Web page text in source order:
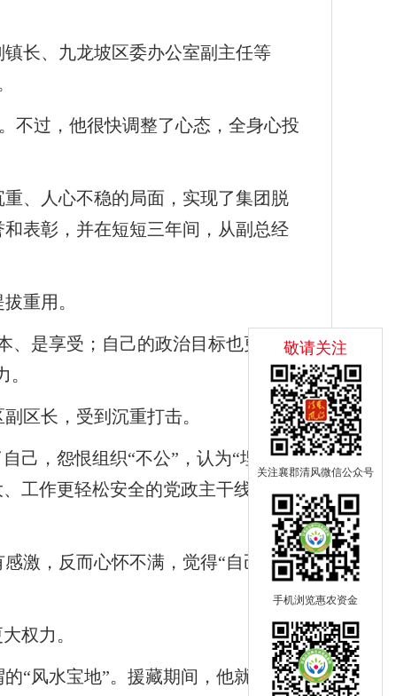
长、九龙坡区委办公室副主任等
不过，他很快调整了心态，全身心投
、人心不稳的局面，实现了集团脱
表彰，并在短短三年间，从副总经
重用。
、是享受；自己的政治目标也更上层
区长，受到沉重打击。
己，怨恨组织“不公”，认为“埋头苦
工作更轻松安全的党政主干线，也未
激，反而心怀不满，觉得“自己刚从
权力。
“风水宝地”。援藏期间，他就将精神
敬请关注
关注襄郡清风微信公众号
手机浏览惠农资金